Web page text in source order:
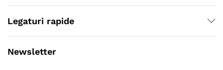
Legaturi rapide
Newsletter